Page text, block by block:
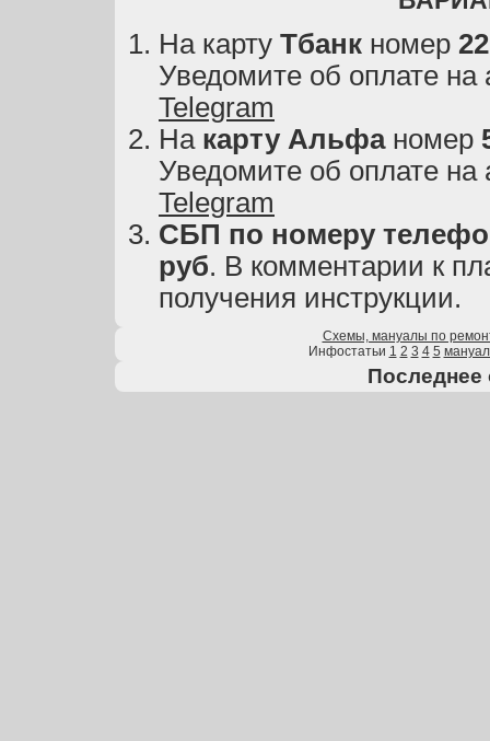
На карту Тбанк номер
Уведомите об оплате на
Telegram
На карту Альфаномер
Уведомите об оплате на
Telegram
СБП по номеру
руб. В комментарии к
получения инструкции.
Схемы, мануалы по
Инфостатьи 1 2 3 4 5